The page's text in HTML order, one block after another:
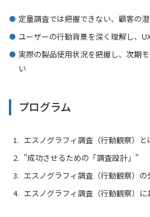
定量調査では把握できない、顧客の
ユーザーの行動背景を深く理解し、
実際の製品使用状況を把握し、次期
い
プログラム
エスノグラフィ調査（行動観察）と
"成功させるための「調査設計」"
エスノグラフィ調査（行動観察）
エスノグラフィ調査（行動観察）に